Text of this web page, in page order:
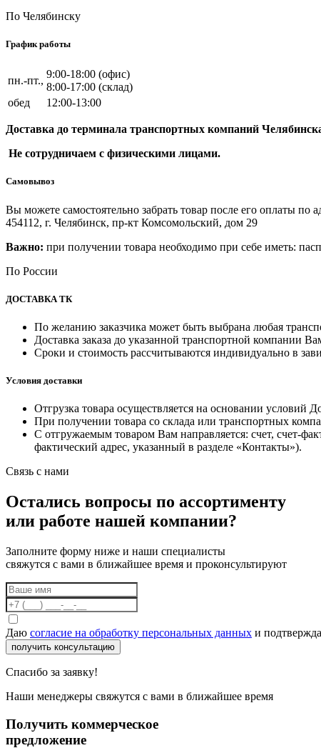
По Челябинску
График работы
пн.-пт.,
9:00-18:00 (офис)
8:00-17:00 (склад)
обед
12:00-13:00
Доставка до терминала транспортных компаний
Не сотрудничаем с физическими лицами.
Самовывоз
Вы можете самостоятельно забрать товар после его оплаты по
454112, г. Челябинск, пр-кт Комсомольский, дом 29
Важно: при получении товара необходимо при себе иметь:
По России
ДОСТАВКА ТК
По желанию заказчика может быть выбрана любая
Доставка заказа до указанной транспортной компании
Сроки и стоимость рассчитываются индивидуально в
Условия доставки
Отгрузка товара осуществляется на основании условий
При получении товара со склада или транспортных
С отгружаемым товаром Вам направляется: счет, счет-
фактический адрес, указанный в разделе «Контакты»).
Связь с нами
Остались вопросы по ассортименту
или работе нашей компании?
Заполните форму ниже и наши специалисты
свяжутся с вами в ближайшее время и проконсультируют
Даю согласие на обработку персональных данных и
получить консультацию
Спасибо за заявку!
Наши менеджеры свяжутся с вами в ближайшее время
Получить коммерческое
предложение